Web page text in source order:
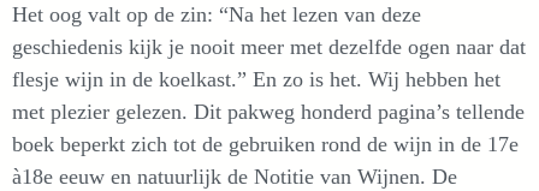
Het oog valt op de zin: “Na het lezen van deze
geschiedenis kijk je nooit meer met dezelfde ogen naar dat
flesje wijn in de koelkast.” En zo is het. Wij hebben het
met plezier gelezen. Dit pakweg honderd pagina’s tellende
boek beperkt zich tot de gebruiken rond de wijn in de 17e
à18e eeuw en natuurlijk de Notitie van Wijnen. De